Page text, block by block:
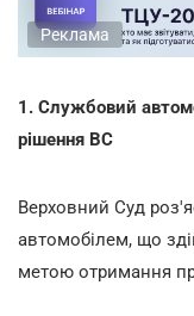
Реклама
1. Службовий
рішення ВС
Верховний Суд
автомобілем, що
метою отримання